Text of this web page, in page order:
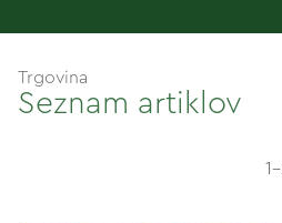
Trgovina
Seznam artiklov